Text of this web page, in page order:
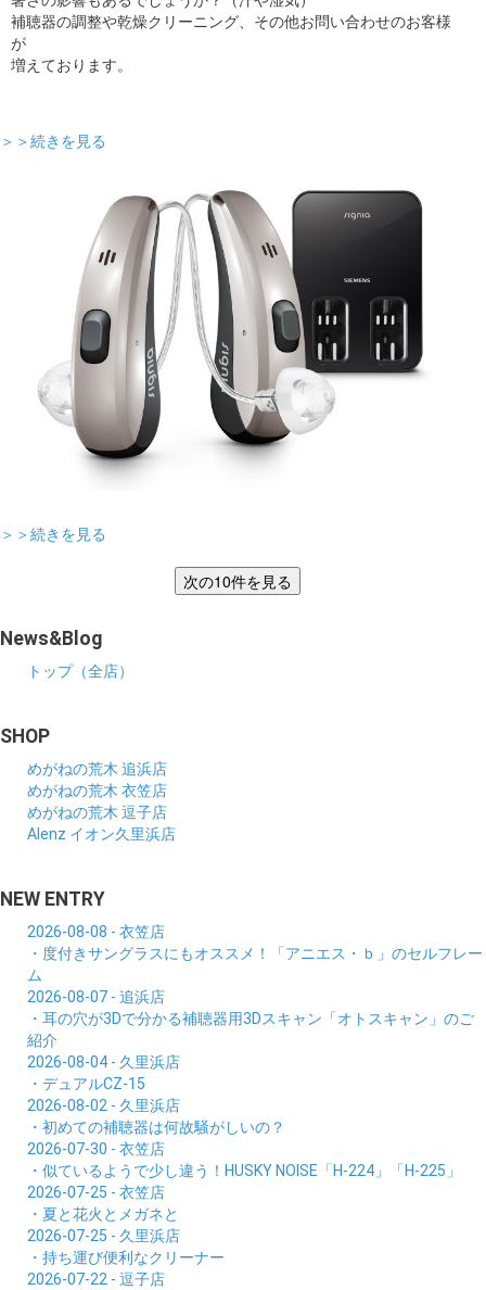
補聴器の調整や乾燥クリーニング、その他お問い合わせのお客様
が
増えております。
＞＞続きを見る
＞＞続きを見る
News&Blog
トップ（全店）
SHOP
めがねの荒木 追浜店
めがねの荒木 衣笠店
めがねの荒木 逗子店
Alenz イオン久里浜店
NEW ENTRY
2026-08-08 - 衣笠店
・度付きサングラスにもオススメ！「アニエス・ｂ」のセルフレー
ム
2026-08-07 - 追浜店
・耳の穴が3Dで分かる補聴器用3Dスキャン「オトスキャン」のご
紹介
2026-08-04 - 久里浜店
・デュアルCZ-15
2026-08-02 - 久里浜店
・初めての補聴器は何故騒がしいの？
2026-07-30 - 衣笠店
・似ているようで少し違う！HUSKY NOISE「H-224」「H-225」
2026-07-25 - 衣笠店
・夏と花火とメガネと
2026-07-25 - 久里浜店
・持ち運び便利なクリーナー
2026-07-22 - 逗子店